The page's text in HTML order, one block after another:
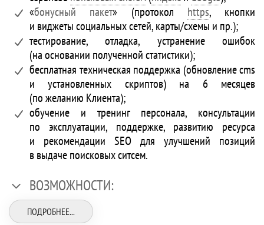
«бонусный пакет» (протокол https, кнопки
и виджеты социальных сетей, карты/схемы и пр.);
тестирование, отладка, устранение ошибок
(на основании полученной статистики);
бесплатная техническая поддержка (обновление cms
и установленных скриптов) на 6 месяцев
(по желанию Клиента);
обучение и тренинг персонала, консультации
по эксплуатации, поддержке, развитию ресурса
и рекомендации SEO для улучшений позиций
в выдаче поисковых ситсем.
ВОЗМОЖНОСТИ:
ПОДРОБНЕЕ...